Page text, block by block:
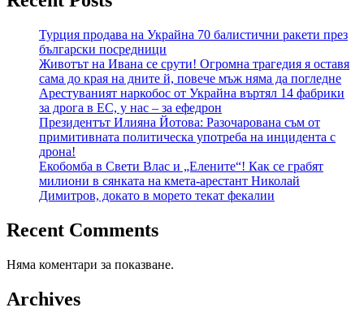
Турция продава на Украйна 70 балистични ракети през
български посредници
Животът на Ивана се срути! Огромна трагедия я оставя
сама до края на дните й, повече мъж няма да погледне
Арестуваният наркобос от Украйна въртял 14 фабрики
за дрога в ЕС, у нас – за ефедрон
Президентът Илияна Йотова: Разочарована съм от
примитивната политическа употреба на инцидента с
дрона!
Екобомба в Свети Влас и „Елените“! Как се грабят
милиони в сянката на кмета-арестант Николай
Димитров, докато в морето текат фекалии
Recent Comments
Няма коментари за показване.
Archives